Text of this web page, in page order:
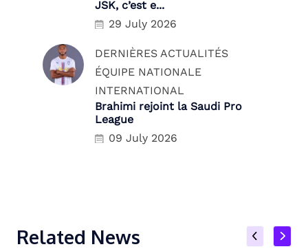
JSK, c’est e...
29 July 2026
DERNIÈRES ACTUALITÉS
ÉQUIPE NATIONALE
INTERNATIONAL
Brahimi rejoint la Saudi Pro
League
09 July 2026
Related News